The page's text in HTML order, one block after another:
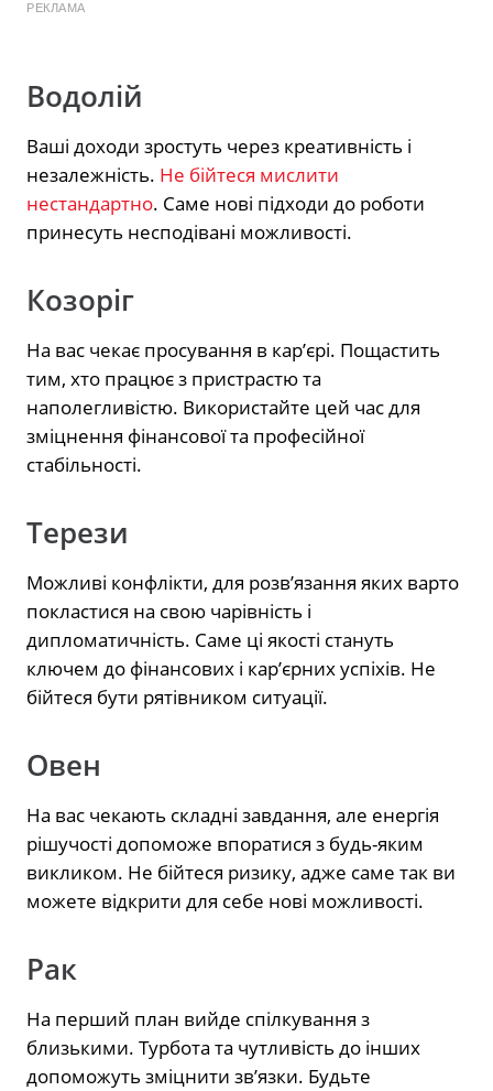
РЕКЛАМА
Водолій
Ваші доходи зростуть через креативність і
незалежність. Не бійтеся мислити
нестандартно. Саме нові підходи до роботи
принесуть несподівані можливості.
Козоріг
На вас чекає просування в кар’єрі. Пощастить
тим, хто працює з пристрастю та
наполегливістю. Використайте цей час для
зміцнення фінансової та професійної
стабільності.
Терези
Можливі конфлікти, для розв’язання яких варто
покластися на свою чарівність і
дипломатичність. Саме ці якості стануть
ключем до фінансових і кар’єрних успіхів. Не
бійтеся бути рятівником ситуації.
Овен
На вас чекають складні завдання, але енергія
рішучості допоможе впоратися з будь-яким
викликом. Не бійтеся ризику, адже саме так ви
можете відкрити для себе нові можливості.
Рак
На перший план вийде спілкування з
близькими. Турбота та чутливість до інших
допоможуть зміцнити зв’язки. Будьте